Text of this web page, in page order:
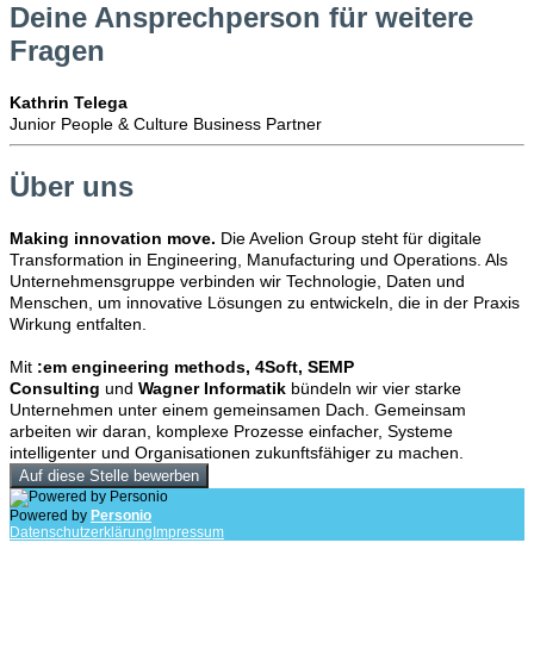
Deine Ansprechperson für weitere
Fragen
Kathrin Telega
Junior People & Culture Business Partner
Über uns
Making innovation move. Die Avelion Group steht für digitale
Transformation in Engineering, Manufacturing und Operations. Als
Unternehmensgruppe verbinden wir Technologie, Daten und
Menschen, um innovative Lösungen zu entwickeln, die in der Praxis
Wirkung entfalten.
Mit :em engineering methods, 4Soft, SEMP
Consulting und Wagner Informatik bündeln wir vier starke
Unternehmen unter einem gemeinsamen Dach. Gemeinsam
arbeiten wir daran, komplexe Prozesse einfacher, Systeme
intelligenter und Organisationen zukunftsfähiger zu machen.
Auf diese Stelle bewerben
Powered by Personio
DatenschutzerklärungImpressum